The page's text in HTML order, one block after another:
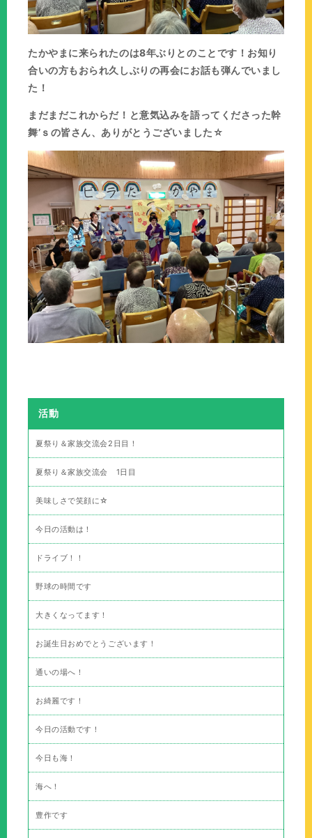
たかやまに来られたのは8年ぶりとのことです！お知り
合いの方もおられ久しぶりの再会にお話も弾んでいまし
た！
まだまだこれからだ！と意気込みを語ってくださった幹
舞’ｓの皆さん、ありがとうございました☆
活動
夏祭り＆家族交流会2日目！
夏祭り＆家族交流会 1日目
美味しさで笑顔に☆
今日の活動は！
ドライブ！！
野球の時間です
大きくなってます！
お誕生日おめでとうございます！
通いの場へ！
お綺麗です！
今日の活動です！
今日も海！
海へ！
豊作です